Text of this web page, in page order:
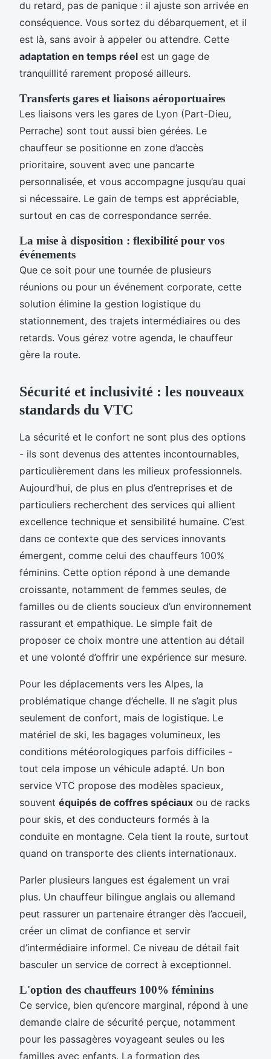
du retard, pas de panique : il ajuste son arrivée en
conséquence. Vous sortez du débarquement, et il
est là, sans avoir à appeler ou attendre. Cette
adaptation en temps réel est un gage de
tranquillité rarement proposé ailleurs.
Transferts gares et liaisons aéroportuaires
Les liaisons vers les gares de Lyon (Part-Dieu,
Perrache) sont tout aussi bien gérées. Le
chauffeur se positionne en zone d’accès
prioritaire, souvent avec une pancarte
personnalisée, et vous accompagne jusqu’au quai
si nécessaire. Le gain de temps est appréciable,
surtout en cas de correspondance serrée.
La mise à disposition : flexibilité pour vos
événements
Que ce soit pour une tournée de plusieurs
réunions ou pour un événement corporate, cette
solution élimine la gestion logistique du
stationnement, des trajets intermédiaires ou des
retards. Vous gérez votre agenda, le chauffeur
gère la route.
Sécurité et inclusivité : les nouveaux
standards du VTC
La sécurité et le confort ne sont plus des options
- ils sont devenus des attentes incontournables,
particulièrement dans les milieux professionnels.
Aujourd’hui, de plus en plus d’entreprises et de
particuliers recherchent des services qui allient
excellence technique et sensibilité humaine. C’est
dans ce contexte que des services innovants
émergent, comme celui des chauffeurs 100%
féminins. Cette option répond à une demande
croissante, notamment de femmes seules, de
familles ou de clients soucieux d’un environnement
rassurant et empathique. Le simple fait de
proposer ce choix montre une attention au détail
et une volonté d’offrir une expérience sur mesure.
Pour les déplacements vers les Alpes, la
problématique change d’échelle. Il ne s’agit plus
seulement de confort, mais de logistique. Le
matériel de ski, les bagages volumineux, les
conditions météorologiques parfois difficiles -
tout cela impose un véhicule adapté. Un bon
service VTC propose des modèles spacieux,
souvent équipés de coffres spéciaux ou de racks
pour skis, et des conducteurs formés à la
conduite en montagne. Cela tient la route, surtout
quand on transporte des clients internationaux.
Parler plusieurs langues est également un vrai
plus. Un chauffeur bilingue anglais ou allemand
peut rassurer un partenaire étranger dès l’accueil,
créer un climat de confiance et servir
d’intermédiaire informel. Ce niveau de détail fait
basculer un service de correct à exceptionnel.
L'option des chauffeurs 100% féminins
Ce service, bien qu’encore marginal, répond à une
demande claire de sécurité perçue, notamment
pour les passagères voyageant seules ou les
familles avec enfants. La formation des